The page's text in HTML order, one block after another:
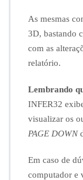
As mesmas
3D, bastando
com as
relatório.
Lembrando
INFER32
visualizar os
PAGE DOWN
Em caso de
computador e